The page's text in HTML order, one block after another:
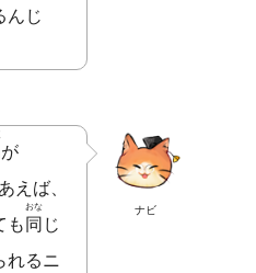
んじ
ナビ
が
えば、
も同
おな
じ
れるニ